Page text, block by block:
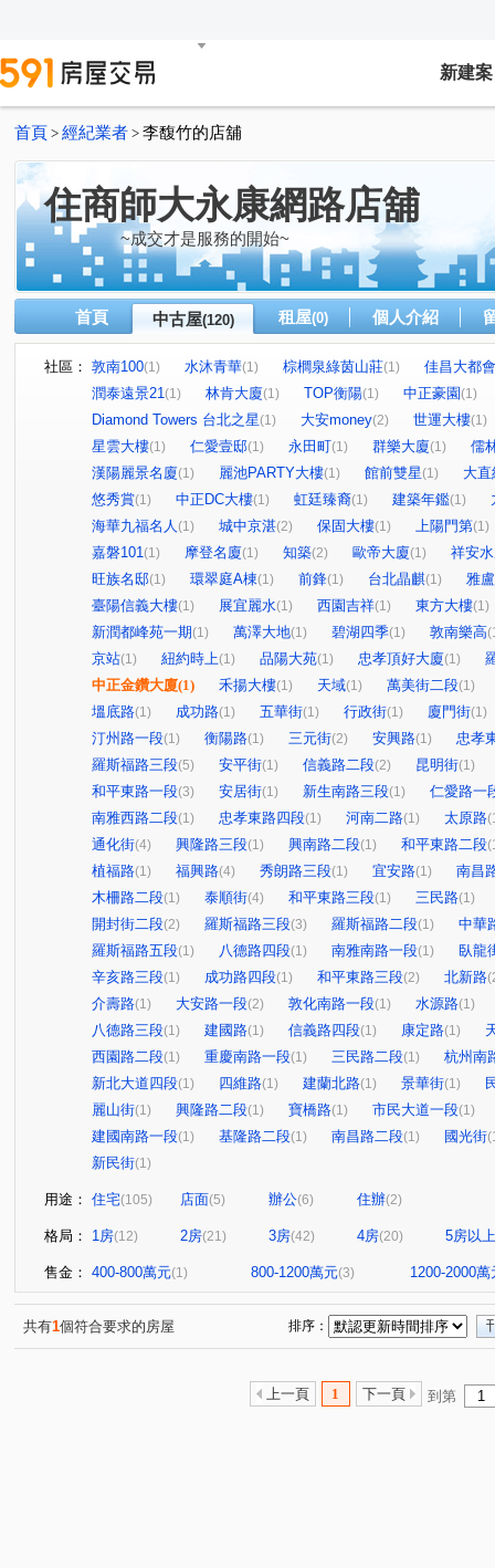
新建案
首頁 > 經紀業者 > 李馥竹的店舖
住商師大永康網路店舖
~成交才是服務的開始~
首頁 中古屋(120) 租屋(0) 個人介紹
社區： 敦南100(1) 水沐青華(1) 棕櫚泉綠茵山莊(1)
佳昌大都
潤泰遠景21(1) 林肯大廈(1) TOP衡陽(1) 中正豪園(1)
Diamond Towers 台北之星(1) 大安money(2) 世運大樓(1)
星雲大樓(1) 仁愛壹邸(1) 永田町(1) 群樂大廈(1)
儒
漢陽麗景名廈(1) 麗池PARTY大樓(1) 館前雙星(1)
大
悠秀賞(1) 中正DC大樓(1) 虹廷臻裔(1) 建築年鑑(1)
海華九福名人 (1) 城中京湛(2) 保固大樓(1) 上陽門第(1)
嘉磐101(1) 摩登名廈(1) 知築(2) 歐帝大廈(1)
祥安
旺族名邸(1) 環翠庭A棟(1) 前鋒(1) 台北晶麒(1)
雅
臺陽信義大樓(1) 展宜麗水(1) 西園吉祥(1) 東方大樓(1)
新潤都峰苑一期(1) 萬澤大地(1) 碧湖四季(1) 敦南樂高
京站(1) 紐約時上(1) 品陽大苑(1) 忠孝頂好大廈(1)
中正金鑽大廈(1) 禾揚大樓(1) 天域(1) 萬美街二段(1)
塭底路(1) 成功路(1) 五華街(1) 行政街(1) 廈門街(1)
汀州路一段(1) 衡陽路(1) 三元街(2) 安興路(1)
忠孝
羅斯福路三段(5) 安平街(1) 信義路二段(2) 昆明街(1)
和平東路一段(3) 安居街(1) 新生南路三段(1)
仁愛路一
南雅西路二段(1) 忠孝東路四段(1) 河南二路(1) 太原路
通化街(4) 興隆路三段(1) 興南路二段(1) 和平東路二段
植福路(1) 福興路(4) 秀朗路三段(1) 宜安路(1)
南昌
木柵路二段(1) 泰順街(4) 和平東路三段(1) 三民路(1)
開封街二段(2) 羅斯福路三段(3) 羅斯福路二段(1)
中華
羅斯福路五段(1) 八德路四段(1) 南雅南路一段(1)
臥龍
辛亥路三段(1) 成功路四段(1) 和平東路三段(2) 北新路
介壽路(1) 大安路一段(2) 敦化南路一段(1) 水源路(1)
八德路三段(1) 建國路(1) 信義路四段(1) 康定路(1)
西園路二段(1) 重慶南路一段(1) 三民路二段(1)
杭州南
新北大道四段(1) 四維路(1) 建蘭北路(1) 景華街(1)
麗山街(1) 興隆路二段(1) 寶橋路(1) 市民大道一段(1)
建國南路一段(1) 基隆路二段(1) 南昌路二段(1) 國光街
新民街(1)
用途： 住宅(105) 店面(5) 辦公(6) 住辦(2)
格局： 1房(12) 2房(21) 3房(42) 4房(20) 5房以上
售金： 400-800萬元(1) 800-1200萬元(3) 1200-2000萬
共有1個符合要求的房屋 排序：
上一頁 1 下一頁 到第